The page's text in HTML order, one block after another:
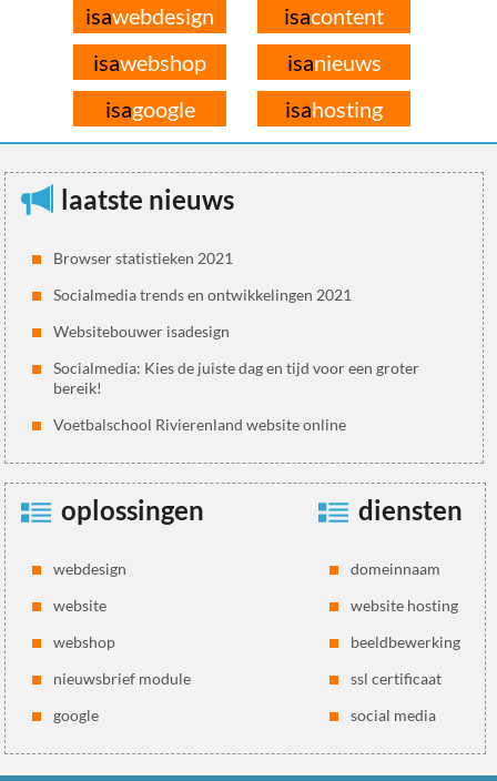
isawebdesign isacontent
isawebshop isanieuws
isagoogle isahosting
laatste nieuws
Browser statistieken 2021
Socialmedia trends en ontwikkelingen 2021
Websitebouwer isadesign
Socialmedia: Kies de juiste dag en tijd voor een groter
bereik!
Voetbalschool Rivierenland website online
oplossingen
webdesign
website
webshop
nieuwsbrief module
google
diensten
domeinnaam
website hosting
beeldbewerking
ssl certificaat
social media